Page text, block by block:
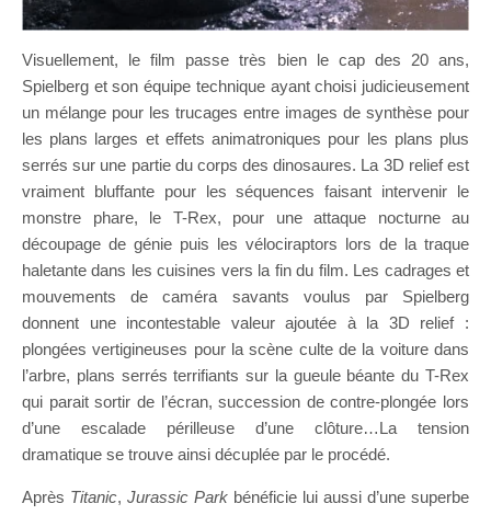
Visuellement, le film passe très bien le cap des 20 ans,
Spielberg et son équipe technique ayant choisi judicieusement
un mélange pour les trucages entre images de synthèse pour
les plans larges et effets animatroniques pour les plans plus
serrés sur une partie du corps des dinosaures. La 3D relief est
vraiment bluffante pour les séquences faisant intervenir le
monstre phare, le T-Rex, pour une attaque nocturne au
découpage de génie puis les vélociraptors lors de la traque
haletante dans les cuisines vers la fin du film. Les cadrages et
mouvements de caméra savants voulus par Spielberg
donnent une incontestable valeur ajoutée à la 3D relief :
plongées vertigineuses pour la scène culte de la voiture dans
l’arbre, plans serrés terrifiants sur la gueule béante du T-Rex
qui parait sortir de l’écran, succession de contre-plongée lors
d’une escalade périlleuse d’une clôture…La tension
dramatique se trouve ainsi décuplée par le procédé.
Après Titanic, Jurassic Park bénéficie lui aussi d’une superbe